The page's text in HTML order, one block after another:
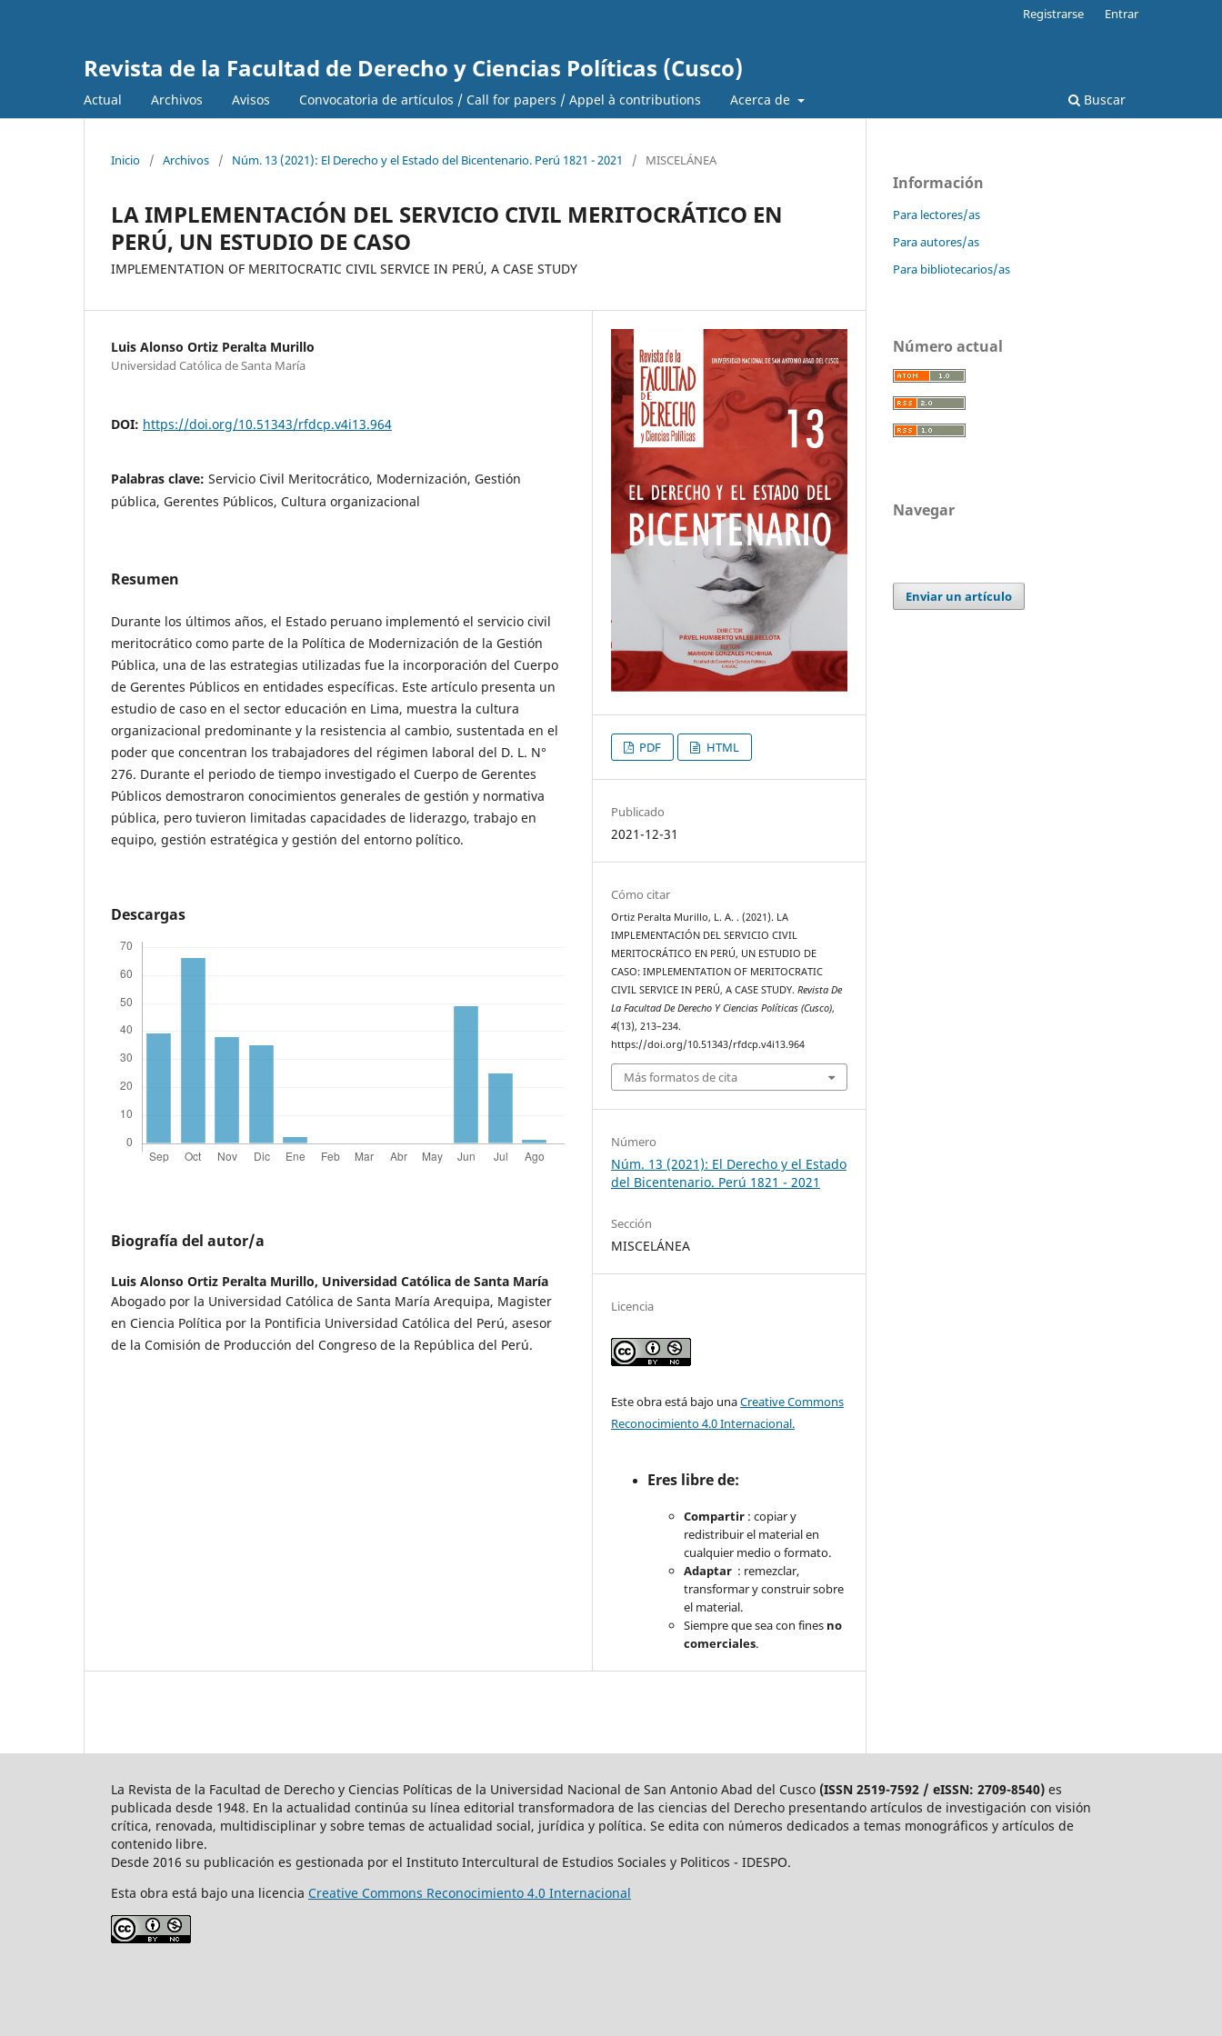
Revista de la Facultad de Derecho y Ciencias Políticas (Cusco)
Actual Archivos Avisos Convocatoria de artículos / Call for papers / Appel à contributions Acerca de Buscar
Registrarse Entrar
Inicio / Archivos / Núm. 13 (2021): El Derecho y el Estado del Bicentenario. Perú 1821 - 2021 / MISCELÁNEA
LA IMPLEMENTACIÓN DEL SERVICIO CIVIL MERITOCRÁTICO EN
PERÚ, UN ESTUDIO DE CASO
IMPLEMENTATION OF MERITOCRATIC CIVIL SERVICE IN PERÚ, A CASE STUDY
Luis Alonso Ortiz Peralta Murillo
Universidad Católica de Santa María
DOI: https://doi.org/10.51343/rfdcp.v4i13.964
Palabras clave: Servicio Civil Meritocrático, Modernización, Gestión
pública, Gerentes Públicos, Cultura organizacional
Resumen
Durante los últimos años, el Estado peruano implementó el servicio civil
meritocrático como parte de la Política de Modernización de la Gestión
Pública, una de las estrategias utilizadas fue la incorporación del Cuerpo
de Gerentes Públicos en entidades específicas. Este artículo presenta un
estudio de caso en el sector educación en Lima, muestra la cultura
organizacional predominante y la resistencia al cambio, sustentada en el
poder que concentran los trabajadores del régimen laboral del D. L. N°
276. Durante el periodo de tiempo investigado el Cuerpo de Gerentes
Públicos demostraron conocimientos generales de gestión y normativa
pública, pero tuvieron limitadas capacidades de liderazgo, trabajo en
equipo, gestión estratégica y gestión del entorno político.
Descargas
Biografía del autor/a
Luis Alonso Ortiz Peralta Murillo, Universidad Católica de Santa María
Abogado por la Universidad Católica de Santa María Arequipa, Magister
en Ciencia Política por la Pontificia Universidad Católica del Perú, asesor
de la Comisión de Producción del Congreso de la República del Perú.
PDF HTML
Publicado
2021-12-31
Cómo citar
Ortiz Peralta Murillo, L. A. . (2021). LA
IMPLEMENTACIÓN DEL SERVICIO CIVIL
MERITOCRÁTICO EN PERÚ, UN ESTUDIO DE
CASO: IMPLEMENTATION OF MERITOCRATIC
CIVIL SERVICE IN PERÚ, A CASE STUDY.Revista De
La Facultad De Derecho Y Ciencias Políticas (Cusco),
4(13), 213–234.
https://doi.org/10.51343/rfdcp.v4i13.964
Más formatos de cita
Número
Núm. 13 (2021): El Derecho y el Estado
del Bicentenario. Perú 1821 - 2021
Sección
MISCELÁNEA
Licencia
Este obra está bajo unaCreative Commons
Reconocimiento 4.0 Internacional.
Eres libre de:
Compartir : copiar y
redistribuir el material en
cualquier medio o formato.
Adaptar : remezclar,
transformar y construir sobre
el material.
Siempre que sea con fines no
comerciales.
Información
Para lectores/as
Para autores/as
Para bibliotecarios/as
Número actual
Navegar
Enviar un artículo
La Revista de la Facultad de Derecho y Ciencias Políticas de la Universidad Nacional de San Antonio Abad del Cusco (ISSN 2519-7592 / eISSN: 2709-8540) es
publicada desde 1948. En la actualidad continúa su línea editorial transformadora de las ciencias del Derecho presentando artículos de investigación con visión
crítica, renovada, multidisciplinar y sobre temas de actualidad social, jurídica y política. Se edita con números dedicados a temas monográficos y artículos de
contenido libre.
Desde 2016 su publicación es gestionada por el Instituto Intercultural de Estudios Sociales y Politicos - IDESPO.
Esta obra está bajo una licencia Creative Commons Reconocimiento 4.0 Internacional